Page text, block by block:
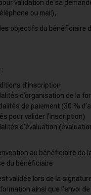
validation de sa
ou mail),
objectifs du bénéficiaire
d’inscription
d’organisation de la
de paiement (30 %
pour valider l’inscription)
d’évaluation
au bénéficiaire de
du bénéficiaire
validée lors de la
ainsi que l’envoi de